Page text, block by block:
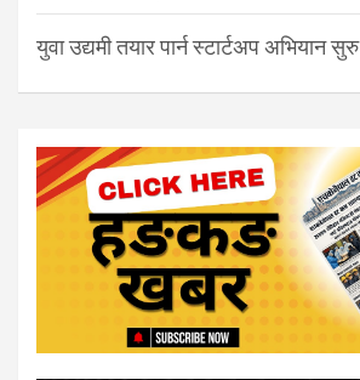
युवा उद्यमी तयार पार्न स्टार्टअप अभियान सुरु